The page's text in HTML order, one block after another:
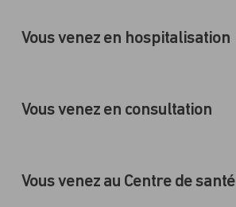
Vous venez en hospitalisation
Vous venez en consultation
Vous venez au Centre de santé